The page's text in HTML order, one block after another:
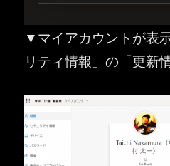
▼マイアカウントが表
リティ情報」の「更新